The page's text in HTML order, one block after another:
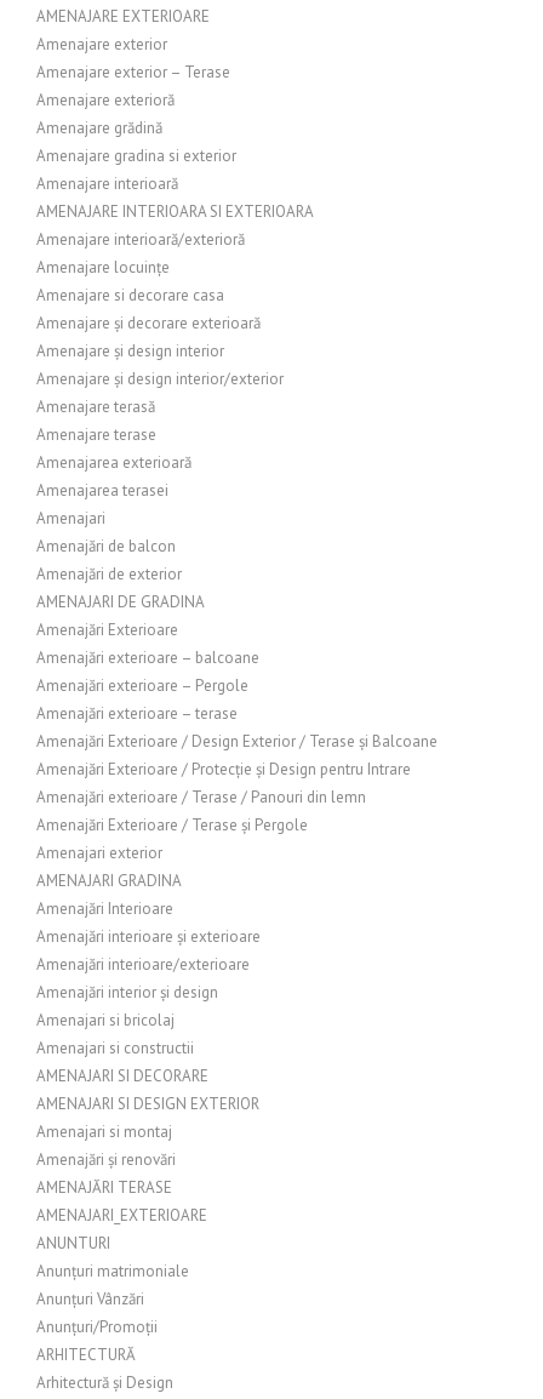
AMENAJARE EXTERIOARE
Amenajare exterior
Amenajare exterior – Terase
Amenajare exterioră
Amenajare grădină
Amenajare gradina si exterior
Amenajare interioară
AMENAJARE INTERIOARA SI EXTERIOARA
Amenajare interioară/exterioră
Amenajare locuințe
Amenajare si decorare casa
Amenajare și decorare exterioară
Amenajare și design interior
Amenajare și design interior/exterior
Amenajare terasă
Amenajare terase
Amenajarea exterioară
Amenajarea terasei
Amenajari
Amenajări de balcon
Amenajări de exterior
AMENAJARI DE GRADINA
Amenajări Exterioare
Amenajări exterioare – balcoane
Amenajări exterioare – Pergole
Amenajări exterioare – terase
Amenajări Exterioare / Design Exterior / Terase și Balcoane
Amenajări Exterioare / Protecție și Design pentru Intrare
Amenajări exterioare / Terase / Panouri din lemn
Amenajări Exterioare / Terase și Pergole
Amenajari exterior
AMENAJARI GRADINA
Amenajări Interioare
Amenajări interioare și exterioare
Amenajări interioare/exterioare
Amenajări interior și design
Amenajari si bricolaj
Amenajari si constructii
AMENAJARI SI DECORARE
AMENAJARI SI DESIGN EXTERIOR
Amenajari si montaj
Amenajări și renovări
AMENAJĂRI TERASE
AMENAJARI_EXTERIOARE
ANUNTURI
Anunțuri matrimoniale
Anunțuri Vânzări
Anunțuri/Promoții
ARHITECTURĂ
Arhitectură și Design